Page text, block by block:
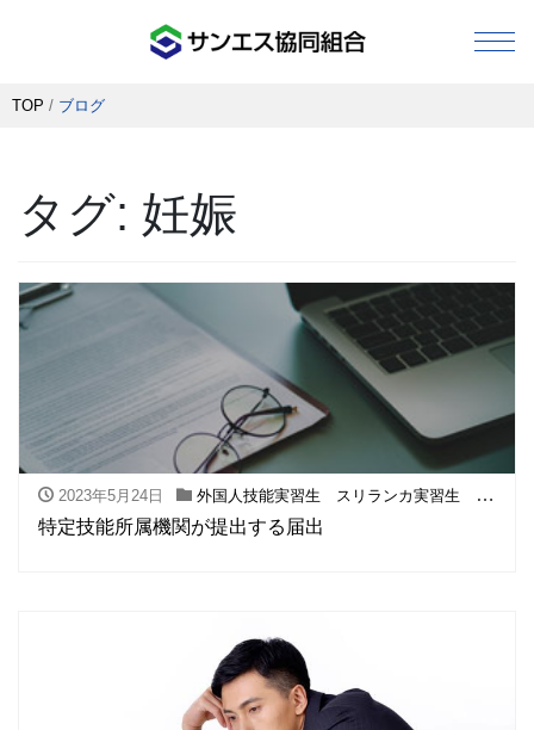
組合事業紹介
外国人技能実習生事業
技能実習生制度
受入方法・受入条件
TOP / ブログ
タグ: 妊娠
2023年5月24日 外国人技能実習生 スリランカ実習生 フィリピン実習生
特定技能所属機関が提出する届出